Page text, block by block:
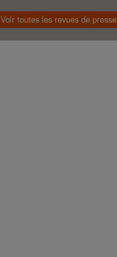
Voir toutes les revues de presse